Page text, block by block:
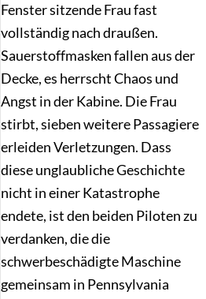
Fenster sitzende Frau fast
vollständig nach draußen.
Sauerstoffmasken fallen aus der
Decke, es herrscht Chaos und
Angst in der Kabine. Die Frau
stirbt, sieben weitere Passagiere
erleiden Verletzungen. Dass
diese unglaubliche Geschichte
nicht in einer Katastrophe
endete, ist den beiden Piloten zu
verdanken, die die
schwerbeschädigte Maschine
gemeinsam in Pennsylvania